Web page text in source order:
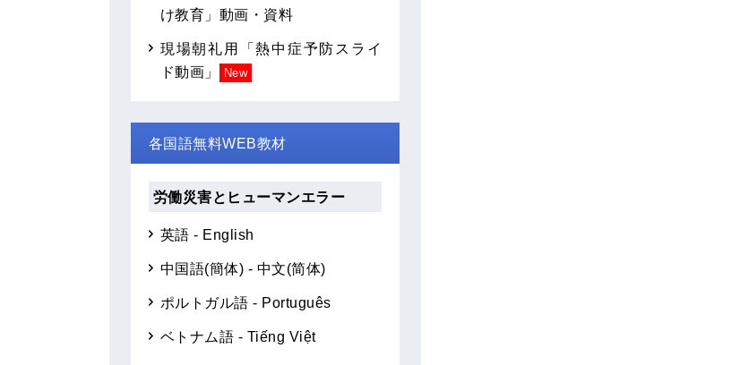
け教育」動画・資料
現場朝礼用「熱中症予防スライ
ド動画」
New
各国語無料WEB教材
労働災害とヒューマンエラー
英語 - English
中国語(簡体) - 中文(简体)
ポルトガル語 - Português
ベトナム語 - Tiếng Việt